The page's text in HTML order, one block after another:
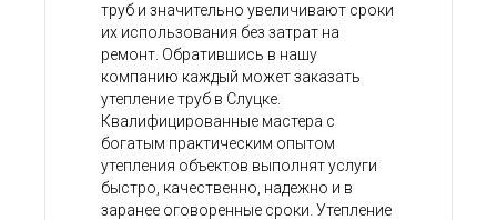
труб и значительно увеличивают сроки
их использования без затрат на
ремонт. Обратившись в нашу
компанию каждый может заказать
утепление труб в Слуцке.
Квалифицированные мастера с
богатым практическим опытом
утепления объектов выполнят услуги
быстро, качественно, надежно и в
заранее оговоренные сроки. Утепление